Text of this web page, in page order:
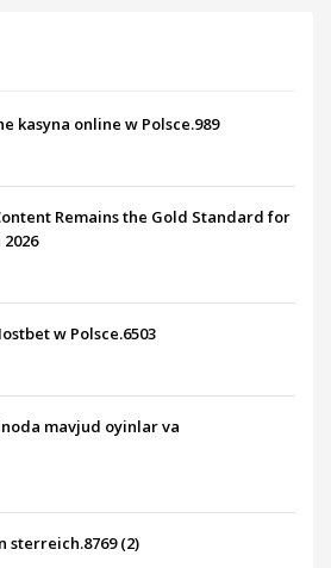
kasyna online w Polsce.989
Remains the Gold Standard for
w Polsce.6503
mavjud oyinlar va
sterreich.8769 (2)